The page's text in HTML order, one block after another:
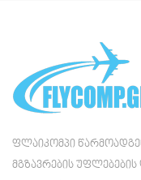
ფლაიკომპი
მგზავრების